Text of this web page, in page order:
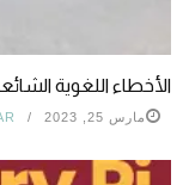
الأخطاء اللغوية
مارس 25, 2023